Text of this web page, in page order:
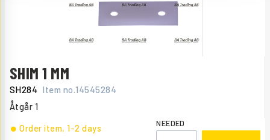
SHIM 1 MM
SH284 Item no.14545284
Åtgår 1
Order item, 1-2 days NEEDED